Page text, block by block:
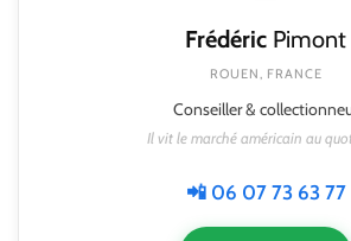
Frédéric Pimont
ROUEN, FRANCE
Conseiller &
Il vit le marché américain au
📲 06 07 73 63 77